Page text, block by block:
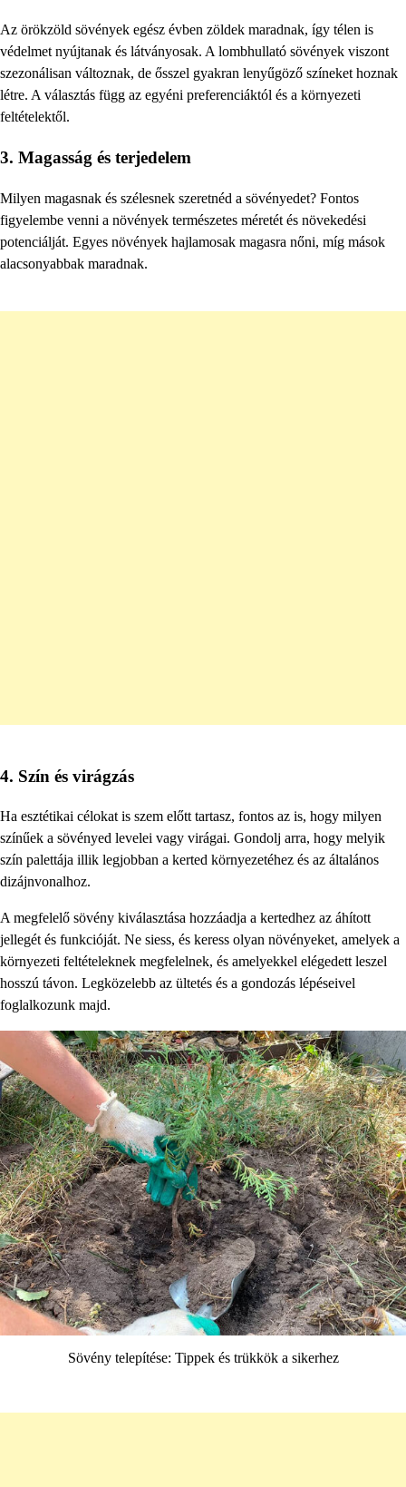
Az örökzöld sövények egész évben zöldek maradnak, így télen is
védelmet nyújtanak és látványosak. A lombhullató sövények viszont
szezonálisan változnak, de ősszel gyakran lenyűgöző színeket hoznak
létre. A választás függ az egyéni preferenciáktól és a környezeti
feltételektől.
3. Magasság és terjedelem
Milyen magasnak és szélesnek szeretnéd a sövényedet? Fontos
figyelembe venni a növények természetes méretét és növekedési
potenciálját. Egyes növények hajlamosak magasra nőni, míg mások
alacsonyabbak maradnak.
4. Szín és virágzás
Ha esztétikai célokat is szem előtt tartasz, fontos az is, hogy milyen
színűek a sövényed levelei vagy virágai. Gondolj arra, hogy melyik
szín palettája illik legjobban a kerted környezetéhez és az általános
dizájnvonalhoz.
A megfelelő sövény kiválasztása hozzáadja a kertedhez az áhított
jellegét és funkcióját. Ne siess, és keress olyan növényeket, amelyek a
környezeti feltételeknek megfelelnek, és amelyekkel elégedett leszel
hosszú távon. Legközelebb az ültetés és a gondozás lépéseivel
foglalkozunk majd.
Sövény telepítése: Tippek és trükkök a sikerhez